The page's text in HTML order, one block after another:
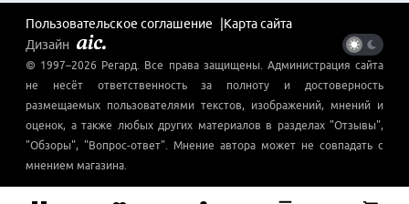
Пользовательское соглашение
Карта сайта
Дизайн
© 1997–2026 Регард . Все права защищены. Администрация сайта
не несёт ответственность за полноту и достоверность
размещаемых пользователями текстов, изображений, мнений и
оценок, а также любых других материалов в разделах "Отзывы",
"Обзоры", "Вопрос-ответ". Мнение автора может не совпадать с
мнением магазина.